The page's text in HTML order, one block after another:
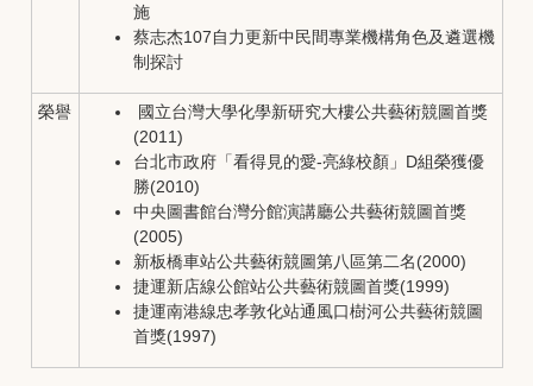
施
蔡志杰107自力更新中民間專業機構角色及遴選機
制探討
榮譽
國立台灣大學化學新研究大樓公共藝術競圖首獎
(2011)
台北市政府「看得見的愛-亮綠校顏」D組榮獲優
勝(2010)
中央圖書館台灣分館演講廳公共藝術競圖首獎
(2005)
新板橋車站公共藝術競圖第八區第二名(2000)
捷運新店線公館站公共藝術競圖首獎(1999)
捷運南港線忠孝敦化站通風口樹河公共藝術競圖
首獎(1997)